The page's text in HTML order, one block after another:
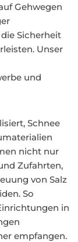
Gehwegen
Sicherheit
Unser
und
Schnee
nicht nur
Zufahrten,
von Salz
So
in
empfangen.